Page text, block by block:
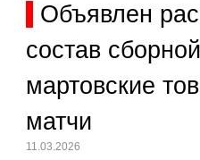
Объявлен
состав
мартовские
матчи
11.03.2026